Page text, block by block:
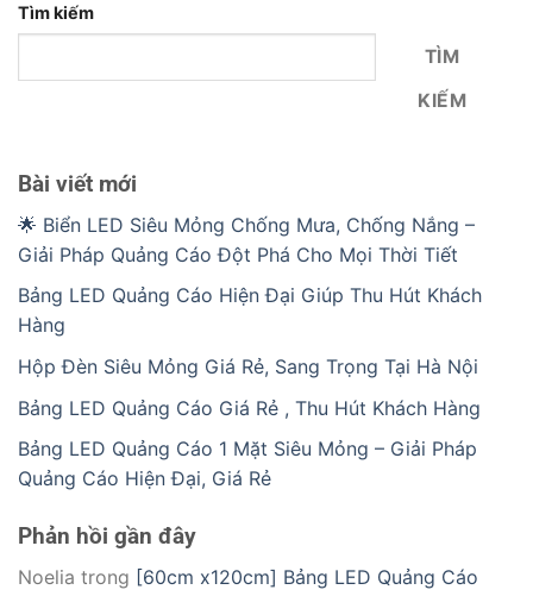
Tìm kiếm
TÌM
KIẾM
Bài viết mới
🌟 Biển LED Siêu Mỏng Chống Mưa, Chống Nắng –
Giải Pháp Quảng Cáo Đột Phá Cho Mọi Thời Tiết
Bảng LED Quảng Cáo Hiện Đại Giúp Thu Hút Khách
Hàng
Hộp Đèn Siêu Mỏng Giá Rẻ, Sang Trọng Tại Hà Nội
Bảng LED Quảng Cáo Giá Rẻ , Thu Hút Khách Hàng
Bảng LED Quảng Cáo 1 Mặt Siêu Mỏng – Giải Pháp
Quảng Cáo Hiện Đại, Giá Rẻ
Phản hồi gần đây
Noelia trong [60cm x120cm] Bảng LED Quảng Cáo